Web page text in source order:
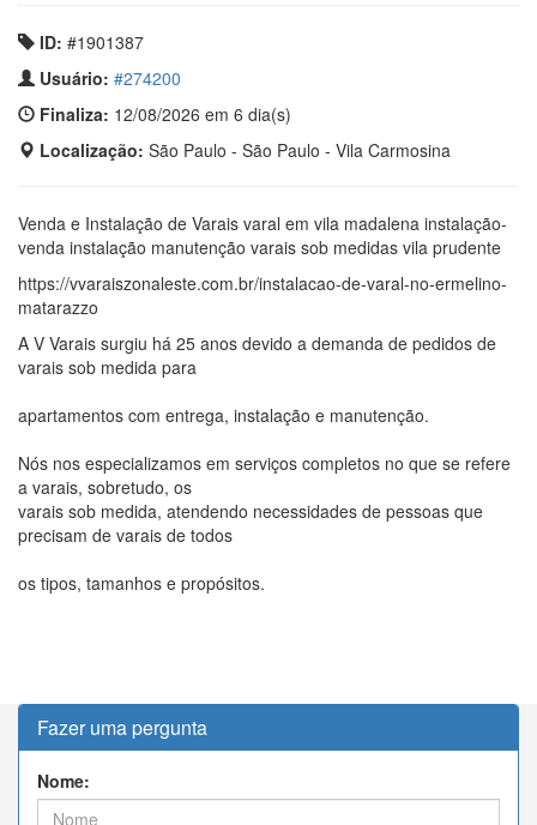
ID: #1901387
Usuário: #274200
Finaliza: 12/08/2026 em 6 dia(s)
Localização: São Paulo - São Paulo - Vila Carmosina
Venda e Instalação de Varais varal em vila madalena instalação-
venda instalação manutenção varais sob medidas vila prudente
https://vvaraiszonaleste.com.br/instalacao-de-varal-no-ermelino-
matarazzo
A V Varais surgiu há 25 anos devido a demanda de pedidos de
varais sob medida para
apartamentos com entrega, instalação e manutenção.
Nós nos especializamos em serviços completos no que se refere
a varais, sobretudo, os
varais sob medida, atendendo necessidades de pessoas que
precisam de varais de todos
os tipos, tamanhos e propósitos.
Fazer uma pergunta
Nome: